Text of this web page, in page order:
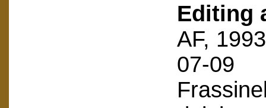
Editing
AF,
07-09